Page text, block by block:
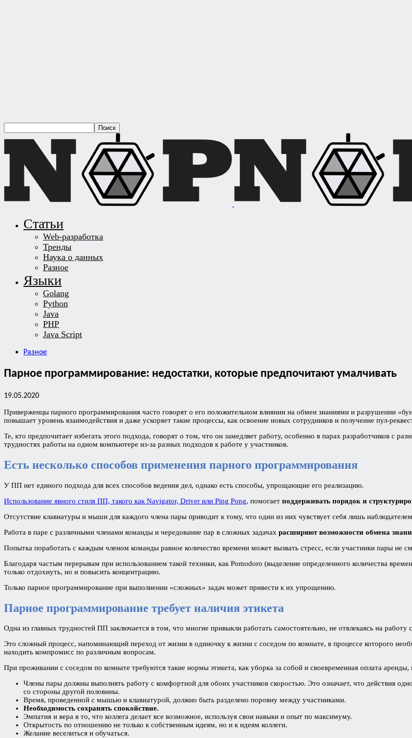
Статьи
Web-разработка
Тренды
Наука о данных
Разное
Языки
Golang
Python
Java
PHP
Java Script
Разное
Парное программирование: недостатки, которые предпочитают умалчивать
19.05.2020
Приверженцы парного программирования часто говорят о его положительном влиянии на обмен знаниями и разрушении
повышает уровень взаимодействия и даже ускоряет такие процессы, как освоение новых сотрудников и получение пул-
Те, кто предпочитает избегать этого подхода, говорят о том, что он замедляет работу, особенно в парах разработчиков с
трудностях работы на одном компьютере из-за разных подходов к работе у участников.
Есть несколько способов применения парного программирования
У ПП нет единого подхода для всех способов ведения дел, однако есть способы, упрощающие его реализацию.
Использование явного стиля ПП, такого как Navigator, Driver или Ping Pong, помогает поддерживать порядок и
Отсутствие клавиатуры и мыши для каждого члена пары приводит к тому, что один из них чувствует себя лишь
Работа в паре с различными членами команды и чередование пар в сложных задачах расширяют возможности обмена
Попытка поработать с каждым членом команды равное количество времени может вызвать стресс, если участники пары не
Благодаря частым перерывам при использованием такой техники, как Pomodoro (выделение определенного количества
только отдохнуть, но и повысить концентрацию.
Только парное программирование при выполнении «сложных» задач может привести к их упрощению.
Парное программирование требует наличия этикета
Одна из главных трудностей ПП заключается в том, что многие привыкли работать самостоятельно, не отвлекаясь на работу
Это сложный процесс, напоминающий переход от жизни в одиночку к жизни с соседом по комнате, в процессе которого
находить компромисс по различным вопросам.
При проживании с соседом по комнате требуются такие нормы этикета, как уборка за собой и своевременная оплата
Члены пары должны выполнять работу с комфортной для обоих участников скоростью. Это означает, что действия
со стороны другой половины.
Время, проведенной с мышью и клавиатурой, должно быть разделено поровну между участниками.
Необходимость сохранять спокойствие.
Эмпатия и вера в то, что коллега делает все возможное, используя свои навыки и опыт по максимуму.
Открытость по отношению не только к собственным идеям, но и к идеям коллеги.
Желание веселиться и обучаться.